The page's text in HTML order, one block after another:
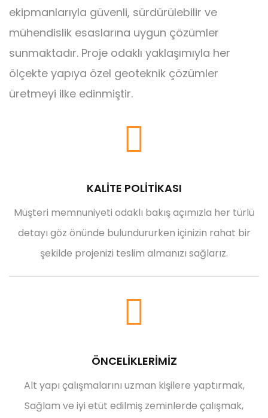
ekipmanlarıyla güvenli, sürdürülebilir ve
mühendislik esaslarına uygun çözümler
sunmaktadır. Proje odaklı yaklaşımıyla her
ölçekte yapıya özel geoteknik çözümler
üretmeyi ilke edinmiştir.
KALİTE POLİTİKASI
Müşteri memnuniyeti odaklı bakış açımızla her türlü
detayı göz önünde bulundururken içinizin rahat bir
şekilde projenizi teslim almanızı sağlarız.
ÖNCELİKLERİMİZ
Alt yapı çalışmalarını uzman kişilere yaptırmak,
Sağlam ve iyi etüt edilmiş zeminlerde çalışmak,